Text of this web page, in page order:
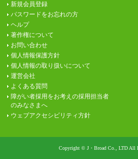
新規会員登録
パスワードをお忘れの方
ヘルプ
著作権について
お問い合わせ
個人情報保護方針
個人情報の取り扱いについて
運営会社
よくある質問
障がい者採用をお考えの採用担当者
のみなさまへ
ウェブアクセシビリティ方針
Copyright © J・Broad Co., LTD All